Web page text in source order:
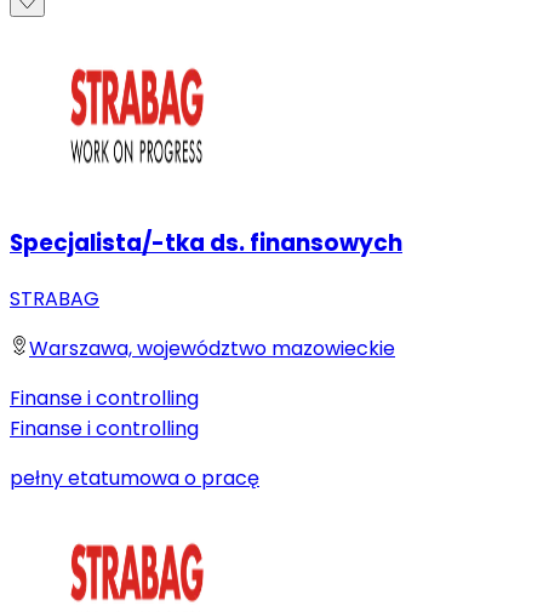
Specjalista/-tka ds. finansowych
STRABAG
Warszawa, województwo mazowieckie
Finanse i controlling
Finanse i controlling
pełny etatumowa o pracę